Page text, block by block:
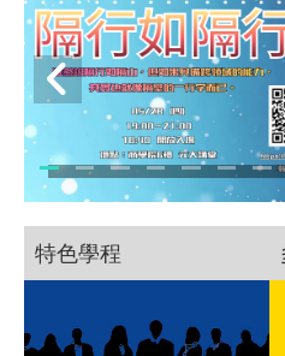
115/05/28
特色學程